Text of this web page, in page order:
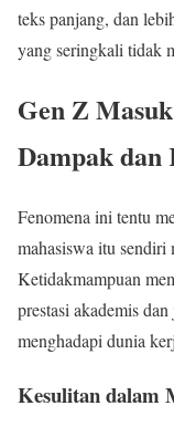
teks panjang, dan
yang seringkali tidak
Gen Z
Dampak dan
Fenomena ini tentu
mahasiswa itu
Ketidakmampuan
prestasi akademis
menghadapi dunia
Kesulitan dalam